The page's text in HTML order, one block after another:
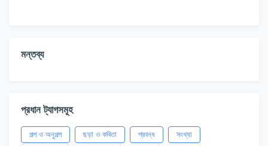
মন্তব্য
প্রধান ট্যাগসমূহ
গল্প ও অনুগল্প ছড়া ও কবিতা প্রবন্ধ সংখ্যা